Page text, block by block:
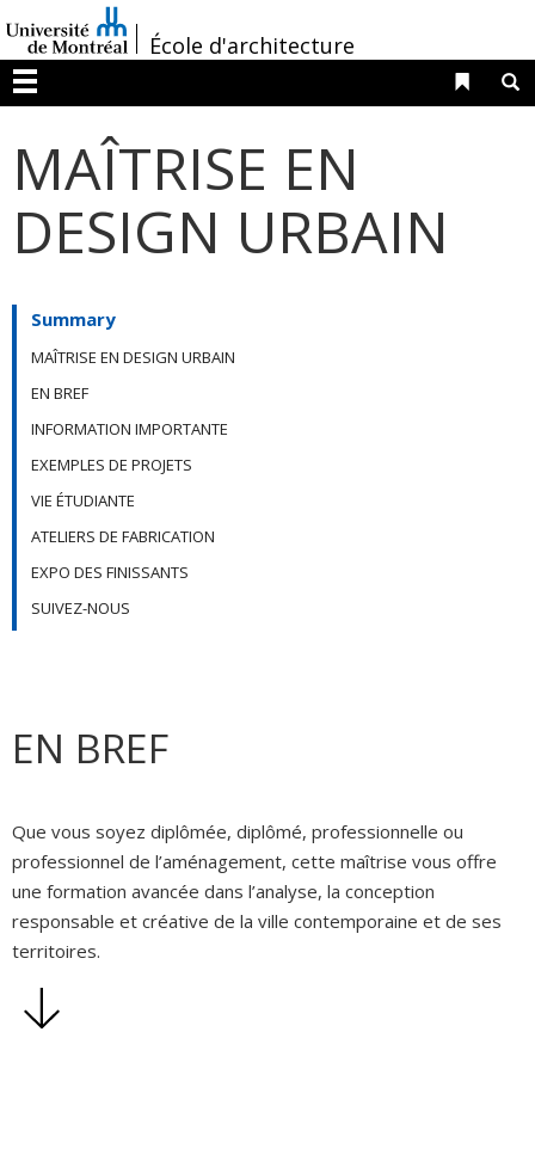
au
contenu
/École d'architecture
Menu
Liens
MAÎTRISE EN
DESIGN URBAIN
Summary
MAÎTRISE EN DESIGN URBAIN
EN BREF
INFORMATION IMPORTANTE
EXEMPLES DE PROJETS
VIE ÉTUDIANTE
ATELIERS DE FABRICATION
EXPO DES FINISSANTS
SUIVEZ-NOUS
EN BREF
Que vous soyez diplômée, diplômé, professionnelle ou
professionnel de l’aménagement, cette maîtrise vous offre
une formation avancée dans l’analyse, la conception
responsable et créative de la ville contemporaine et de ses
territoires.